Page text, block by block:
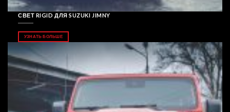
СВЕТ RIGID ДЛЯ SUZUKI JIMNY
УЗНАТЬ БОЛЬШЕ